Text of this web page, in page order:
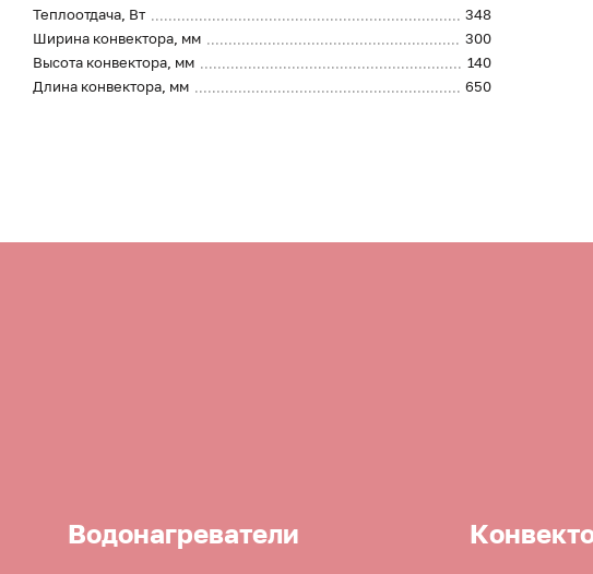
Теплоотдача, Вт
348
Ширина конвектора, мм
300
Высота конвектора, мм
140
Длина конвектора, мм
650
Водонагреватели